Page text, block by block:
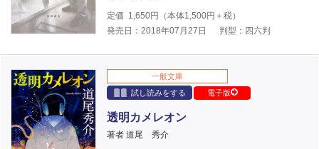
定価 1,650円（本体1,500円＋税）
発売日：2018年07月27日
判型：四六判
一般文庫
試し読みをする
電子版
透明カメレオン
著者 道尾 秀介